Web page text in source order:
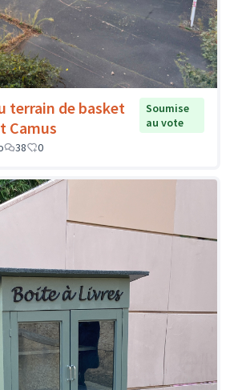
terrain de basket
Camus
Soumise
au vote
38 0